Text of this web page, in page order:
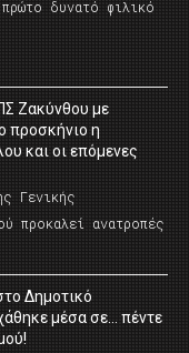
δυνατό φιλικό
Ζακύνθου με
προσκήνιο η
και οι επόμενες
Γενικής
προκαλεί ανατροπές
Δημοτικό
μέσα σε… πέντε